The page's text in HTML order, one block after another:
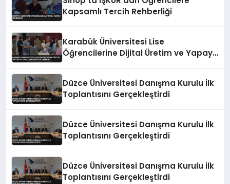
Kapsamlı Tercih Rehberliği
Karabük Üniversitesi Lise
Öğrencilerine Dijital Üretim ve Yapay
Düzce Üniversitesi Danışma Kurulu İlk
Toplantısını Gerçekleştirdi
Düzce Üniversitesi Danışma Kurulu İlk
Toplantısını Gerçekleştirdi
Düzce Üniversitesi Danışma Kurulu İlk
Toplantısını Gerçekleştirdi